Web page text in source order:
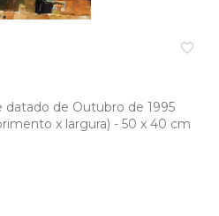
favorite_border
datado de Outubro de 1995
x largura) - 50 x 40 cm